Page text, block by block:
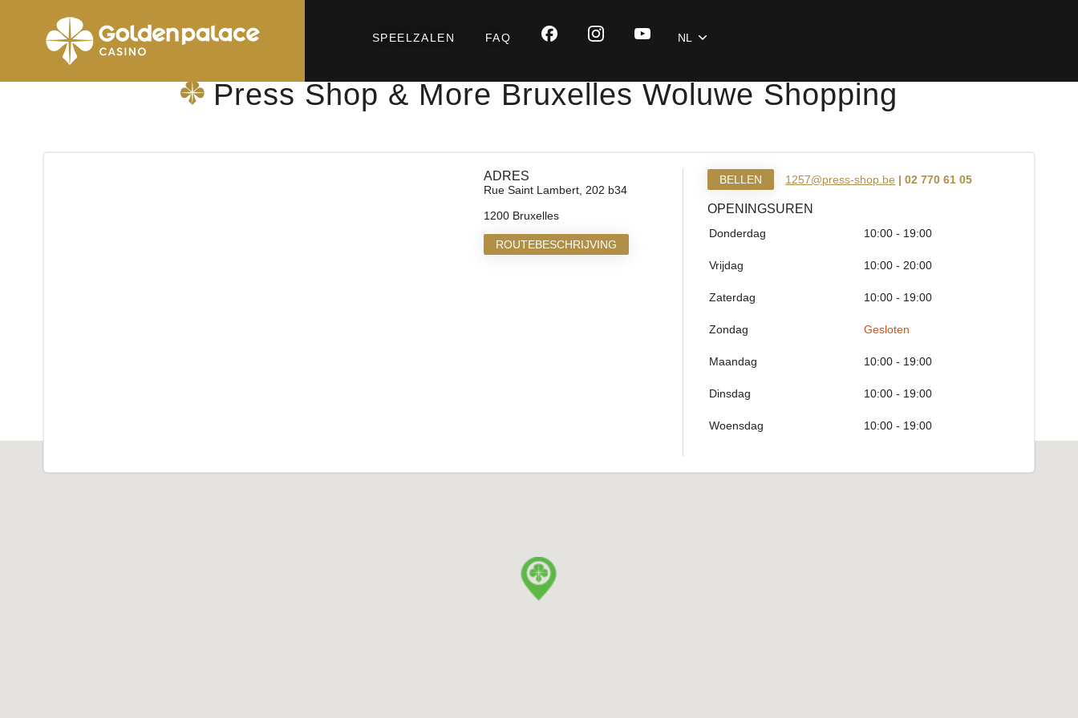
SPEELZALEN FAQ NL
Startpagina Press Shop & More Bruxelles Woluwe Shopping
Press Shop & More Bruxelles Woluwe Shopping
ADRES
Rue Saint Lambert, 202 b34
1200 Bruxelles
ROUTEBESCHRIJVING
BELLEN 1257@press-shop.be | 02 770 61 05
OPENINGSUREN
Donderdag 10:00 - 19:00
Vrijdag 10:00 - 20:00
Zaterdag 10:00 - 19:00
Zondag Gesloten
Maandag 10:00 - 19:00
Dinsdag 10:00 - 19:00
Woensdag 10:00 - 19:00